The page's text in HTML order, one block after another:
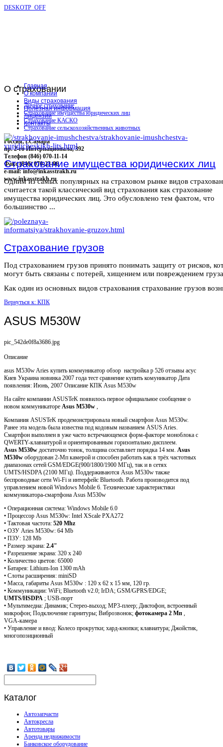
DESKOTP_OFF
О страховании
Личное страхование
Страхование имущества юридических лиц
Страхование КАСКО
Страхование сельскохозяйственных животных
Россия, г.Самара
пр. 2-го Интернационала, 392
Телефон (846) 070-11-14
Факс (846) 070-23-96
e-mail: info@inkasstrakh.ru
www.inkasstrakh.ru
Главная
О компании
Виды страхования
Полезная информация
Лицензии
Контакты
Страхование имущества юридических лиц
Одним из самых популярных на страховом рынке видов
считается такой классический вид страхования как страхование
имущества юридических лиц. Это обусловлено тем фактом, что
большинство ...
Страхование грузов
Под страхованием грузов принято понимать защиту от рисков,
могут быть связаны с потерей, хищением или повреждением
Как один из основных видов страхования страхование грузов
Вернуться к: КПК
ASUS M530W
pic_542de0f8a3686.jpg
Описание
asus M530w Aries купить коммуникатор обзор настройка p 526 отзывы асус
Киев Украина новинка 2007 года тест сравнение купить комуникатор Дата
появления: Июнь, 2007 Описание КПК Asus M530w
На сайте компании ASUSTeK появилось первое официальное сообщение о
новом коммуникаторе Asus M530w ,
Компания ASUSTeK продемонстрировала новый смартфон Asus M530w.
Ранее эта модель была известна под кодовым названием ASUS Aries.
Смартфон выполнен в уже часто встречающемся форм-факторе моноблока с
QWERTY-клавиатурой и ориентированным горизонтально дисплеем.
Asus M530w достаточно тонок, толщина составляет порядка 14 мм. Asus
M530w оборудован 2-Мп камерой и способен работать как в трёх частотных
диапазонах сетей GSM/EDGE(900/1800/1900 МГц), так и в сетях
UMTS/HSDPA (2100 МГц). Поддерживаются Asus M530w также
беспроводные сети Wi-Fi и интерфейс Bluetooth. Работа производится под
управлением новой Windows Mobile 6. Технические характеристики
коммуникатора-смартфона Asus M530w
• Операционная система: Windows Mobile 6.0
• Процессор Asus M530w: Intel XScale PXA272
• Тактовая частота: 520 Mhz
• ОЗУ Aries M530w: 64 Mb
• ПЗУ: 128 Mb
• Размер экрана: 2.4"
• Разрешение экрана: 320 х 240
• Количество цветов: 65000
• Батарея: Lithium-Ion 1300 mAh
• Слоты расширения: miniSD
• Масса, габариты Asus M530w : 120 x 62 x 15 мм, 120 гр.
• Коммуникации: WiFi; Bluetooth v2.0; IrDA; GSM/GPRS/EDGE;
UMTS/HSDPA ; USB-порт
• Мультимедиа: Динамик; Стерео-выход; MP3-плеер; Диктофон, встроенный
микрофон; Подключение гарнитуры; Виброзвонок; фотокамера 2 Мп ,
VGA-камера
• Управление и ввод: Колесо прокрутки; хард-кнопки; клавиатура; Джойстик,
многопозиционный
Каталог
Автозапчасти
Автокресла
Автотовары
Аренда недвижимости
Банковское оборудование